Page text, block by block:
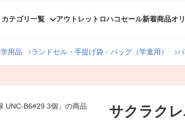
カテゴリ一覧 アウトレット ロハコセール新着商品オ
学用品 ランドセル・手提げ袋・バッグ（学童用）
サクラク